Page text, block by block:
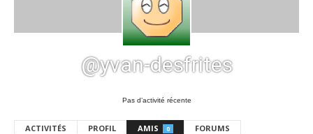
@yvan-desfrites
Pas d’activité récente
ACTIVITÉS PROFIL AMIS 0 FORUMS